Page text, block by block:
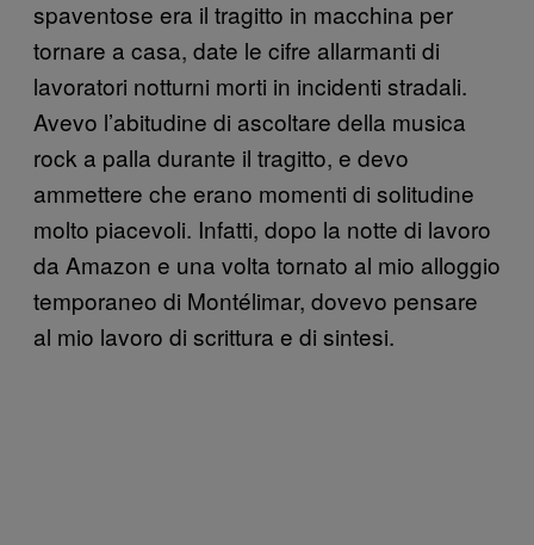
spaventose era il tragitto in macchina per
tornare a casa, date le cifre allarmanti di
lavoratori notturni morti in incidenti stradali.
Avevo l’abitudine di ascoltare della musica
rock a palla durante il tragitto, e devo
ammettere che erano momenti di solitudine
molto piacevoli. Infatti, dopo la notte di lavoro
da Amazon e una volta tornato al mio alloggio
temporaneo di Montélimar, dovevo pensare
al mio lavoro di scrittura e di sintesi.